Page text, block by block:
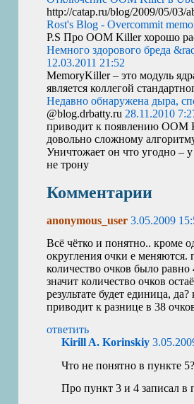
http://catap.ru/blog/2009/05/03/
Rost's Blog - Overcommit
P.S ПроOOM Killer хорошо
Немного здорового бреда
12.03.2011 21:52
MemoryKiller – это модуль
является коллегой
Недавно обнаружена дыра,
@blog.drbatty.ru 28.11.2010
приводит к появлениюOOM
довольно сложному
Уничтожает он что угодно –
не трону
Комментарии
anonymous_user3.05.2009
Всё чётко и понятно.. кроме
округления очки е меняются.
количество очков было
значит количество очков
результате будет единица,
приводит к разнице в 38
ответить
Kirill A. Korinskiy
Что не понятно в пункте 5?
Про пункт 3 и 4 записал в